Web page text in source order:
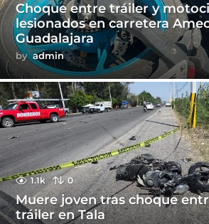
Choque entre tráiler y
lesionados en carretera
Guadalajara
by admin
1.1k 0
Muere joven tras choque
tráiler en Tala